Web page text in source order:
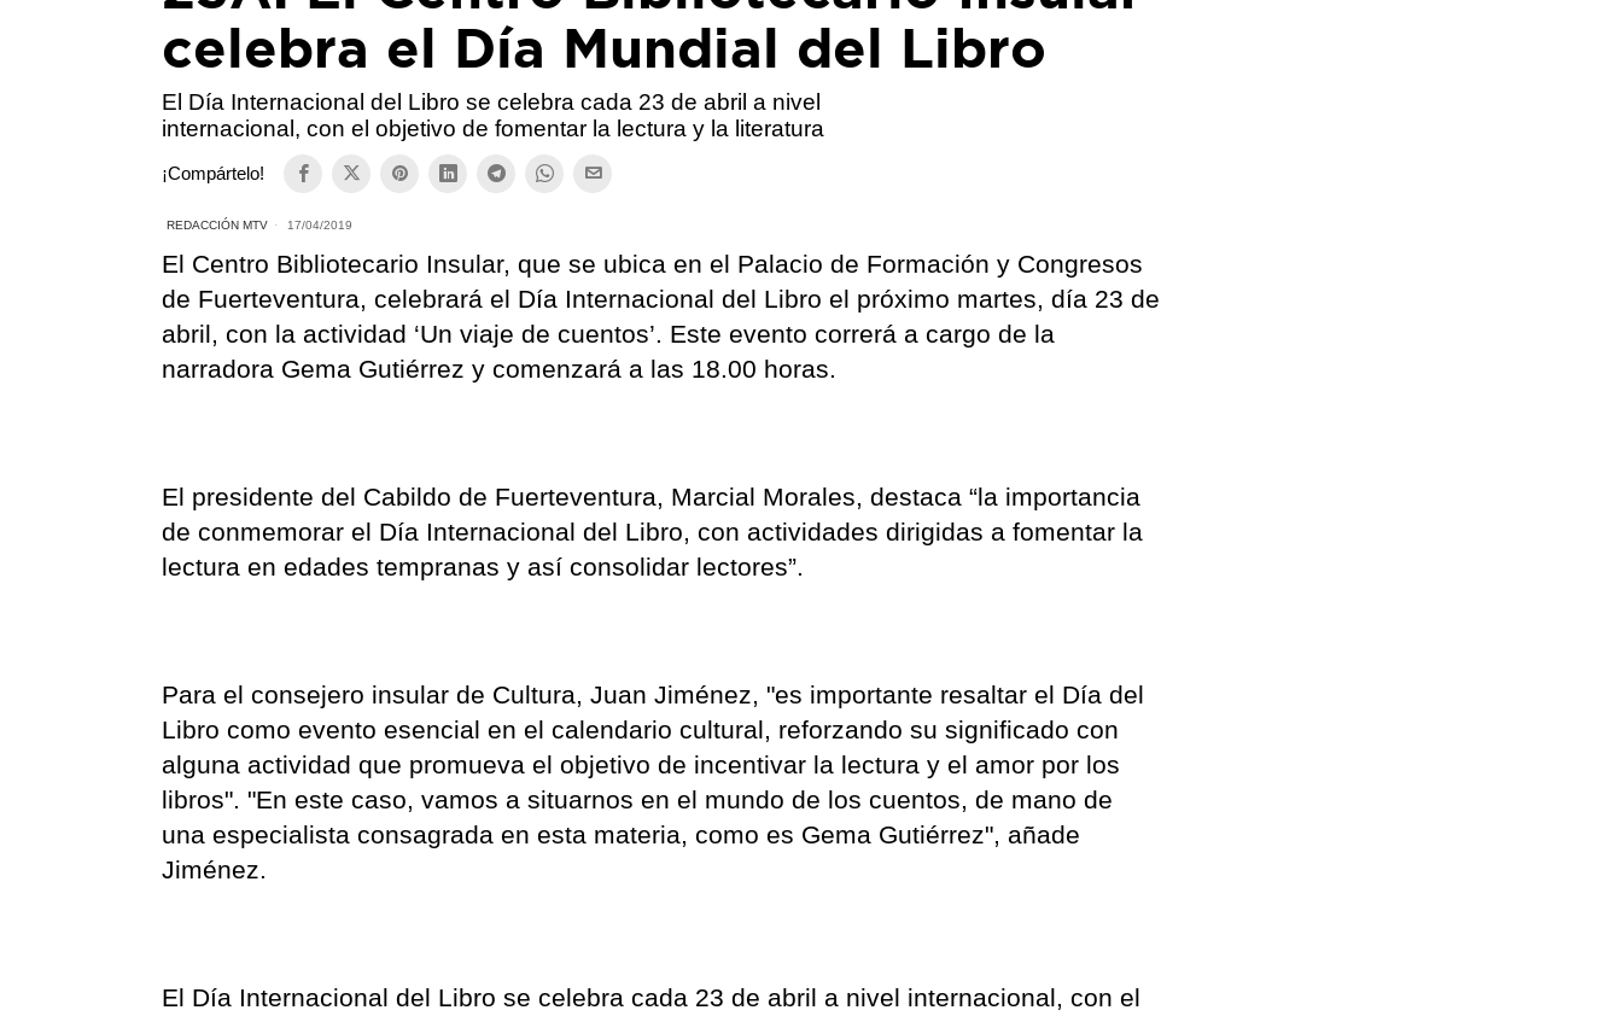
celebra el Día Mundial del Libro
El Día Internacional del Libro se celebra cada 23 de abril a nivel
internacional, con el objetivo de fomentar la lectura y la literatura
¡Compártelo!
REDACCIÓN MTV 17/04/2019
El Centro Bibliotecario Insular, que se ubica en el Palacio de Formación y Congresos
de Fuerteventura, celebrará el Día Internacional del Libro el próximo martes, día 23 de
abril, con la actividad ‘Un viaje de cuentos’. Este evento correrá a cargo de la
narradora Gema Gutiérrez y comenzará a las 18.00 horas.
El presidente del Cabildo de Fuerteventura, Marcial Morales, destaca “la importancia
de conmemorar el Día Internacional del Libro, con actividades dirigidas a fomentar la
lectura en edades tempranas y así consolidar lectores”.
Para el consejero insular de Cultura, Juan Jiménez, "es importante resaltar el Día del
Libro como evento esencial en el calendario cultural, reforzando su significado con
alguna actividad que promueva el objetivo de incentivar la lectura y el amor por los
libros". "En este caso, vamos a situarnos en el mundo de los cuentos, de mano de
una especialista consagrada en esta materia, como es Gema Gutiérrez", añade
Jiménez.
El Día Internacional del Libro se celebra cada 23 de abril a nivel internacional, con el